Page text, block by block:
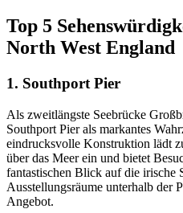
Top 5
North West England
1. Southport Pier
Als zweitlängste Seebrücke
Southport Pier als markantes
eindrucksvolle Konstruktion lädt
über das Meer ein und bietet
fantastischen Blick auf die irische
Ausstellungsräume unterhalb der
Angebot.